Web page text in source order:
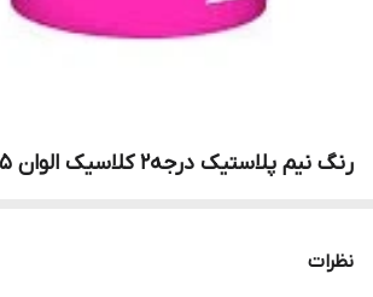
رنگ نیم پلاستیک درجه2 کلاسیک الوان 4.5کیلویی
نظرات